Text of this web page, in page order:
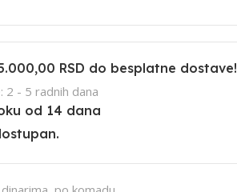
RSD do besplatne dostave!
2 - 5 radnih dana
od 14 dana